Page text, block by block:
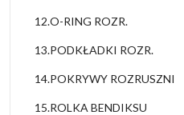
12.O-RING ROZR.
13.PODKŁADKI ROZR.
14.POKRYWY ROZRUSZNI
15.ROLKA BENDIKSU